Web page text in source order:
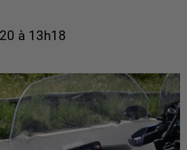
à 13h18